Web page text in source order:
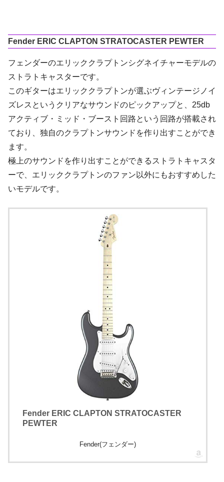
Fender ERIC CLAPTON STRATOCASTER PEWTER
フェンダーのエリッククラプトンシグネイチャーモデルの
ストラトキャスターです。
このギターはエリッククラプトンが選ぶヴィンテージノイ
ズレスというクリアなサウンドのピックアップと、25db
アクティブ・ミッド・ブースト回路という回路が搭載され
ており、独自のクラプトンサウンドを作り出すことができ
ます。
極上のサウンドを作り出すことができるストラトキャスタ
ーで、エリッククラプトンのファン以外にもおすすめした
いモデルです。
Fender ERIC CLAPTON STRATOCASTER
PEWTER
Fender(フェンダー)